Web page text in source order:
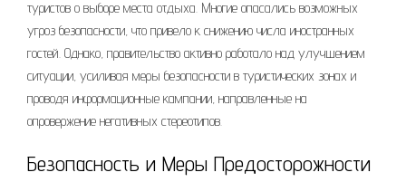
туристов о выборе места отдыха. Многие опасались возможных
угроз безопасности, что привело к снижению числа иностранных
гостей. Однако, правительство активно работало над улучшением
ситуации, усиливая меры безопасности в туристических зонах и
проводя информационные кампании, направленные на
опровержение негативных стереотипов.
Безопасность и Меры Предосторожности